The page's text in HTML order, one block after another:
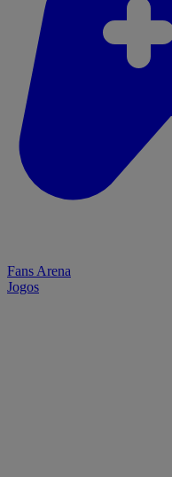
Fans Arena
Jogos